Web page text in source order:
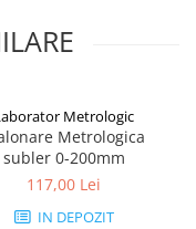
ISO si verificari
Vickers
mecanice
de
Metrologic
Metrologica
subler 0-200mm
117,00 Lei
IN DEPOZIT